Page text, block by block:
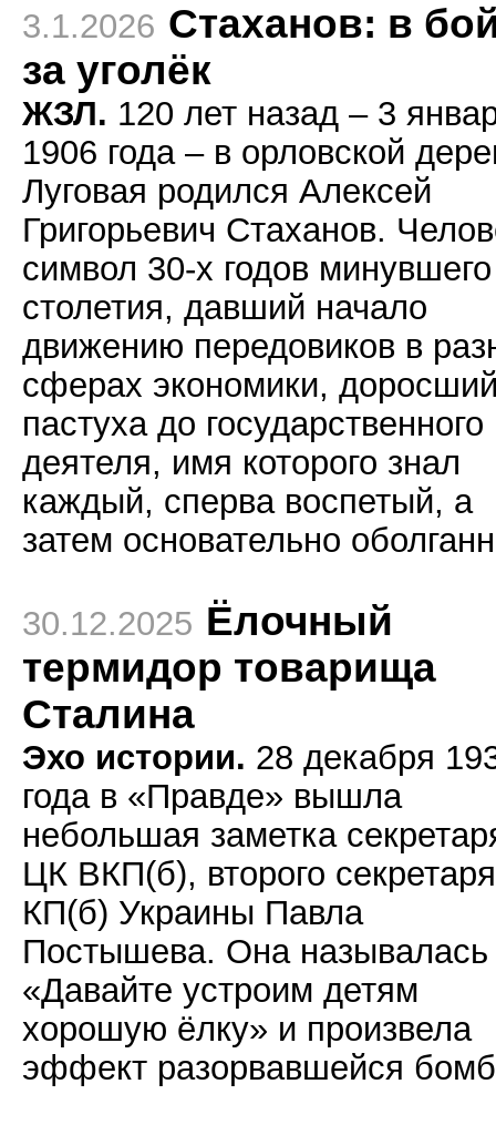
3.1.2026 Стаханов: в
за уголёк
ЖЗЛ. 120 лет назад – 3
1906 года – в орловской
Луговая родился Алексей
Григорьевич Стаханов.
символ 30-х годов минувшего
столетия, давший начало
движению передовиков в
сферах экономики,
пастуха до государственного
деятеля, имя которого знал
каждый, сперва воспетый, а
затем основательно
30.12.2025 Ёлочный
термидор товарища
Сталина
Эхо истории. 28 декабря
года в «Правде» вышла
небольшая заметка
ЦК ВКП(б), второго
КП(б) Украины Павла
Постышева. Она называлась
«Давайте устроим детям
хорошую ёлку» и произвела
эффект разорвавшейся